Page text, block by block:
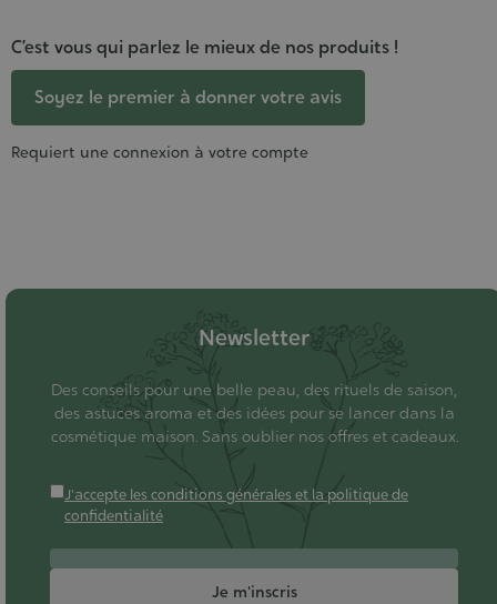
C’est vous qui parlez le mieux de nos produits !
Soyez le premier à donner votre avis
Requiert une connexion à votre compte
Newsletter
Des conseils pour une belle peau, des rituels de saison,
des astuces aroma et des idées pour se lancer dans la
cosmétique maison. Sans oublier nos offres et cadeaux.
J'accepte les conditions générales et la politique de
confidentialité
Je m'inscris